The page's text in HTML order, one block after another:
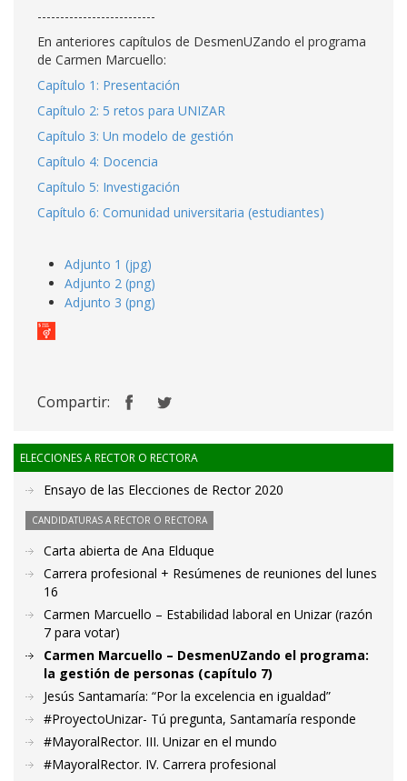
--------------------------
En anteriores capítulos de DesmenUZando el programa
de Carmen Marcuello:
Capítulo 1: Presentación
Capítulo 2: 5 retos para UNIZAR
Capítulo 3: Un modelo de gestión
Capítulo 4: Docencia
Capítulo 5: Investigación
Capítulo 6: Comunidad universitaria (estudiantes)
Adjunto 1 (jpg)
Adjunto 2 (png)
Adjunto 3 (png)
Compartir:
ELECCIONES A RECTOR O RECTORA
Ensayo de las Elecciones de Rector 2020
CANDIDATURAS A RECTOR O RECTORA
Carta abierta de Ana Elduque
Carrera profesional + Resúmenes de reuniones del lunes
16
Carmen Marcuello – Estabilidad laboral en Unizar (razón
7 para votar)
Carmen Marcuello – DesmenUZando el programa:
la gestión de personas (capítulo 7)
Jesús Santamaría: “Por la excelencia en igualdad”
#ProyectoUnizar- Tú pregunta, Santamaría responde
#MayoralRector. III. Unizar en el mundo
#MayoralRector. IV. Carrera profesional